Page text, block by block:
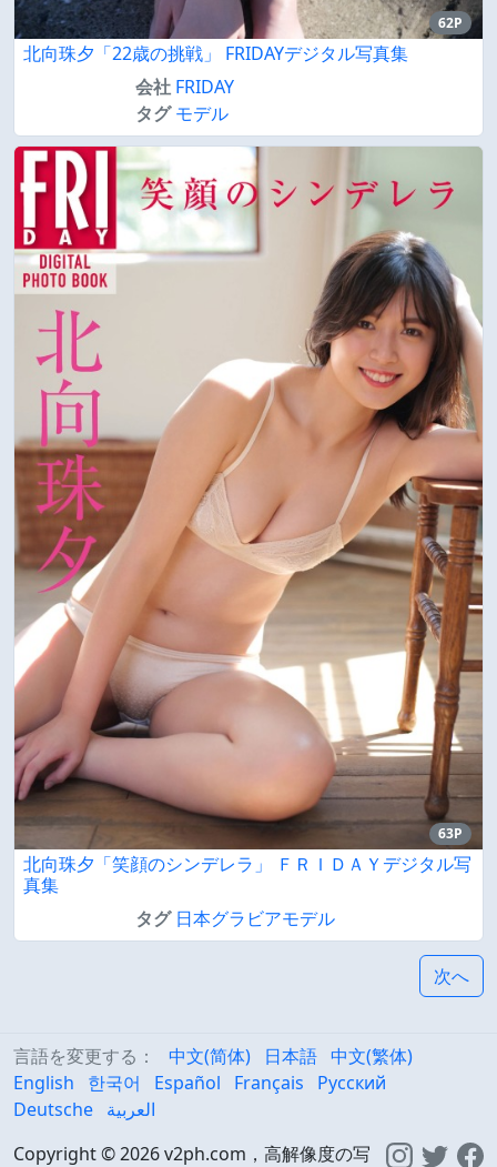
62P
北向珠夕「22歳の挑戦」 FRIDAYデジタル写真集
会社 FRIDAY
タグ モデル
63P
北向珠夕「笑顔のシンデレラ」 ＦＲＩＤＡＹデジタル写
真集
タグ 日本グラビアモデル
次へ
言語を変更する： 中文(简体) 日本語 中文(繁体)
English
한국어 Español Français
Русский
Deutsche العربية
Copyright © 2026 v2ph.com，高解像度の写